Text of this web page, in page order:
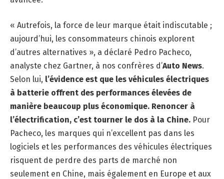
« Autrefois, la force de leur marque était indiscutable ;
aujourd’hui, les consommateurs chinois explorent
d’autres alternatives », a déclaré Pedro Pacheco,
analyste chez Gartner, à nos confrères d’Auto News.
Selon lui, l’évidence est que les véhicules électriques
à batterie offrent des performances élevées de
manière beaucoup plus économique. Renoncer à
l’électrification, c’est tourner le dos à la Chine. Pour
Pacheco, les marques qui n’excellent pas dans les
logiciels et les performances des véhicules électriques
risquent de perdre des parts de marché non
seulement en Chine, mais également en Europe et aux